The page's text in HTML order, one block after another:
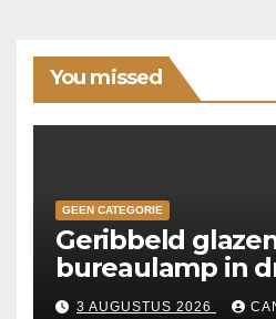
You missed
GEEN CATEGORIE
Geribbeld
bureaulamp in
3 AUGUSTUS 2026